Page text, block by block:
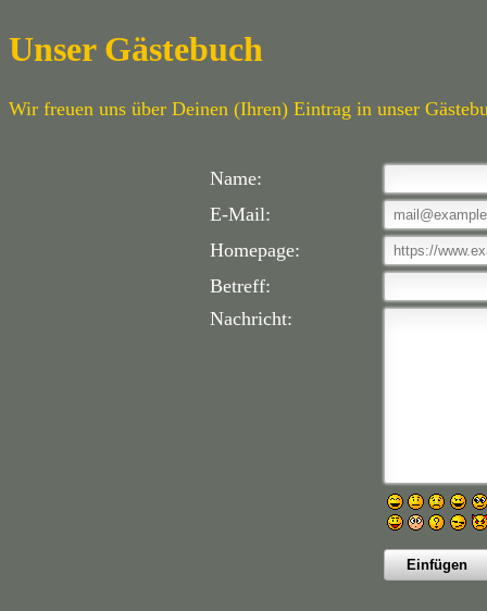
Unser Gästebuch
Wir freuen uns über Deinen (Ihren) Eintrag in unser
Name:
E-Mail:
Homepage:
Betreff:
Nachricht: